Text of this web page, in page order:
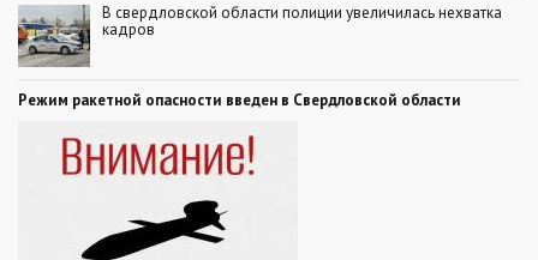
В свердловской области полиции увеличилась нехватка
кадров
Режим ракетной опасности введен в Свердловской области